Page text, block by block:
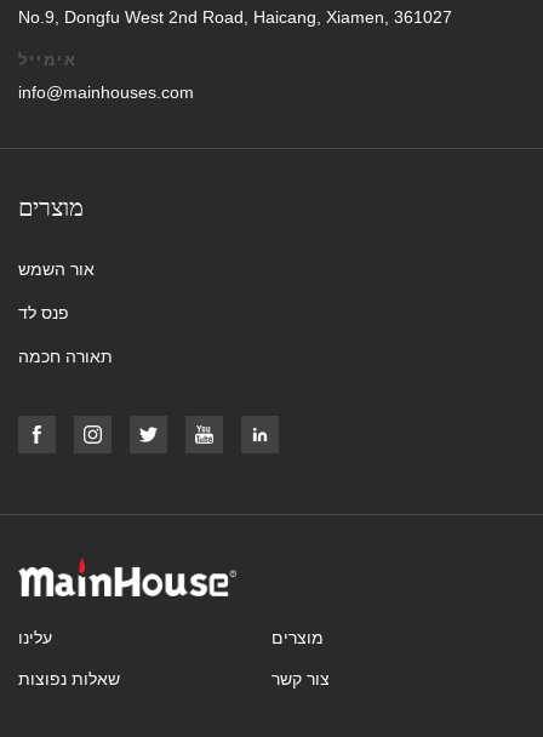
No.9, Dongfu West 2nd Road, Haicang, Xiamen, 361027
אימייל
info@mainhouses.com
מוצרים
אור השמש
פנס לד
תאורה חכמה
עלינו מוצרים
שאלות נפוצות צור קשר